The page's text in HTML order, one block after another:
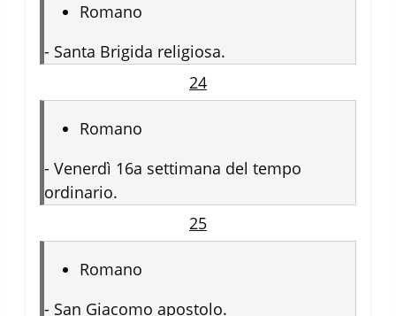
Romano
- Santa Brigida religiosa.
24
Romano
- Venerdì 16a settimana del tempo
ordinario.
25
Romano
- San Giacomo apostolo.